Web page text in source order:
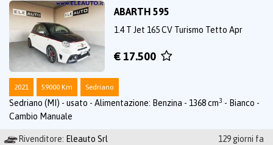
ABARTH 595
1.4 T Jet 165 CV Turismo Tetto Apr
€ 17.500
2021 59000 Km Sedriano
Sedriano (MI) - usato - Alimentazione: Benzina - 1368 cm3 - Bianco -
Cambio Manuale
Rivenditore: Eleauto Srl 129 giorni fa